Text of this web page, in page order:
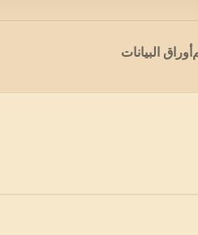
أوراق البيانات